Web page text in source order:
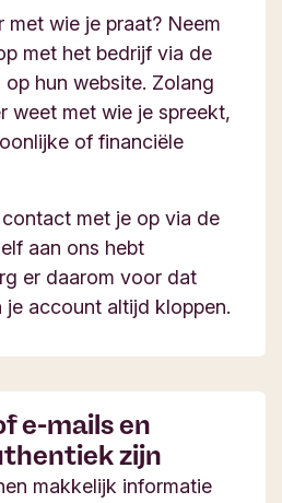
met wie je praat? Neem
met het bedrijf via de
hun website. Zolang
weet met wie je spreekt,
of financiële
met je op via de
aan ons hebt
er daarom voor dat
je account altijd kloppen.
e-mails en
zijn
makkelijk informatie